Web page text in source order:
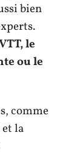
bien
le
ou le
comme
la